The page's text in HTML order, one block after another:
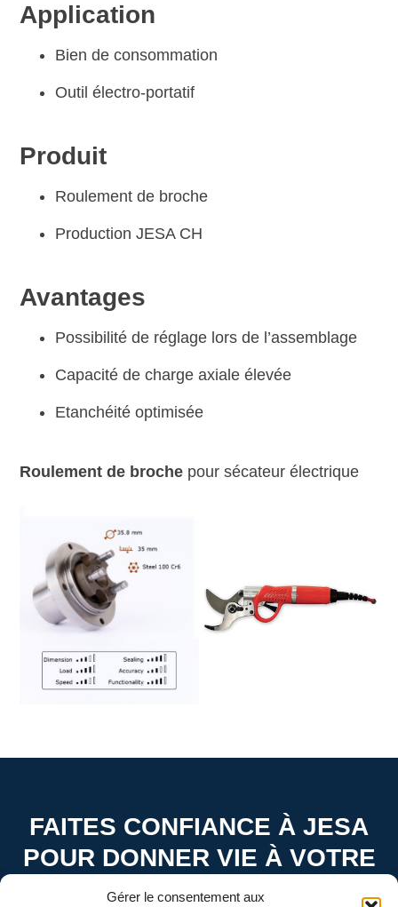
Gérer le consentement aux
Application
Bien de consommation
Outil électro-portatif
Produit
Roulement de broche
Production JESA CH
Avantages
Possibilité de réglage lors de l’assemblage
Capacité de charge axiale élevée
Etanchéité optimisée
Roulement de broche pour sécateur électrique
FAITES CONFIANCE À JESA
POUR DONNER VIE À VOTRE
PROJET.